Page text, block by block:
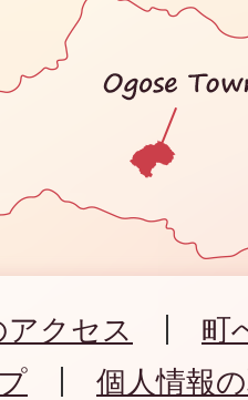
クセス
町
個人情報